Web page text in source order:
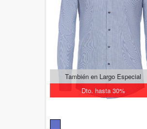
Dto. hasta 30%
También en Largo Especial